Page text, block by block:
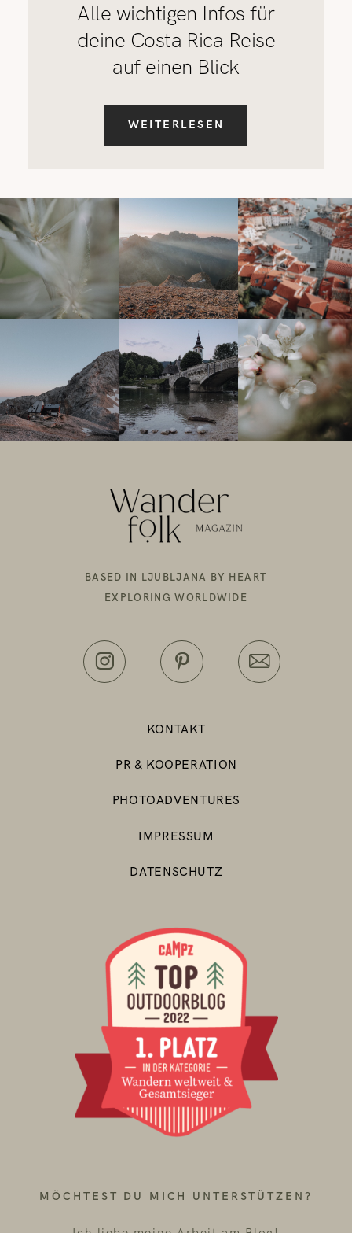
Alle wichtigen Infos für
deine Costa Rica Reise
auf einen Blick
WEITERLESEN
MÖCHTEST DU MICH UNTERSTÜTZEN?
KONTAKT
PR & KOOPERATION
PHOTOADVENTURES
IMPRESSUM
DATENSCHUTZ
BASED IN LJUBLJANA BY HEART
EXPLORING WORLDWIDE